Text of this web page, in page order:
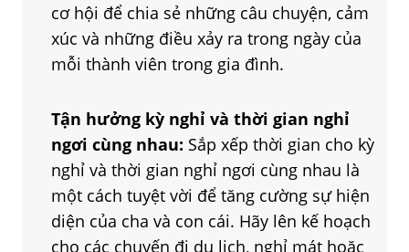
cơ hội để chia sẻ những câu chuyện, cảm
xúc và những điều xảy ra trong ngày của
mỗi thành viên trong gia đình.
Tận hưởng kỳ nghỉ và thời gian nghỉ
ngơi cùng nhau: Sắp xếp thời gian cho kỳ
nghỉ và thời gian nghỉ ngơi cùng nhau là
một cách tuyệt vời để tăng cường sự hiện
diện của cha và con cái. Hãy lên kế hoạch
cho các chuyến đi du lịch, nghỉ mát hoặc